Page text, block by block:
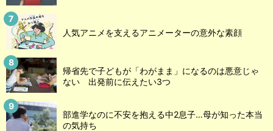
人気アニメを支えるアニメーターの意外な素顔
帰省先で子どもが「わがまま」になるのは悪意じゃ
ない 出発前に伝えたい3つ
部進学なのに不安を抱える中2息子…母が知った本当
の気持ち